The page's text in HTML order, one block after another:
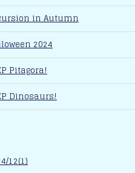
in Autumn
2024
Pitagora!
Dinosaurs!
12(1)